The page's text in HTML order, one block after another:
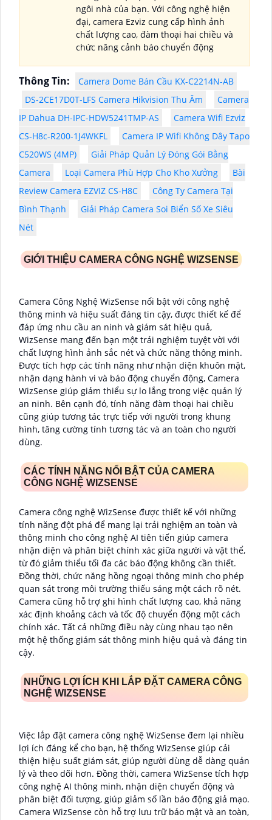
ngôi nhà của bạn. Với công nghệ hiện
đại, camera Ezviz cung cấp hình ảnh
chất lượng cao, đàm thoại hai chiều và
chức năng cảnh báo chuyển động
Thông Tin:
Camera Dome Bán Cầu KX-C2214N-AB
DS-2CE17D0T-LFS Camera Hikvision Thu Âm
Camera
IP Dahua DH-IPC-HDW5241TMP-AS
Camera Wifi Ezviz
CS-H8c-R200-1J4WKFL
Camera IP Wifi Không Dây Tapo
C520WS (4MP)
Giải Pháp Quản Lý Đóng Gói Bằng
Camera
Loại Camera Phù Hợp Cho Kho Xưởng
Bài
Review Camera EZVIZ CS-H8C
Công Ty Camera Tại
Bình Thạnh
Giải Pháp Camera Soi Biển Số Xe Siêu
Nét
GIỚI THIỆU CAMERA CÔNG NGHỆ WIZSENSE
Camera Công Nghệ WizSense nổi bật với công nghệ
thông minh và hiệu suất đáng tin cậy, được thiết kế để
đáp ứng nhu cầu an ninh và giám sát hiệu quả,
WizSense mang đến bạn một trải nghiệm tuyệt vời với
chất lượng hình ảnh sắc nét và chức năng thông minh.
Được tích hợp các tính năng như nhận diện khuôn mặt,
nhận dạng hành vi và báo động chuyển động, Camera
WizSense giúp giảm thiểu sự lo lắng trong việc quản lý
an ninh. Bên cạnh đó, tính năng đàm thoại hai chiều
cũng giúp tương tác trực tiếp với người trong khung
hình, tăng cường tính tương tác và an toàn cho người
dùng.
CÁC TÍNH NĂNG NỔI BẬT CỦA CAMERA
CÔNG NGHỆ WIZSENSE
Camera công nghệ WizSense được thiết kế với những
tính năng đột phá để mang lại trải nghiệm an toàn và
thông minh cho công nghệ AI tiên tiến giúp camera
nhận diện và phân biệt chính xác giữa người và vật thể,
từ đó giảm thiểu tối đa các báo động không cần thiết.
Đồng thời, chức năng hồng ngoại thông minh cho phép
quan sát trong môi trường thiếu sáng một cách rõ nét.
Camera cũng hỗ trợ ghi hình chất lượng cao, khả năng
xác định khoảng cách và tốc độ chuyển động một cách
chính xác. Tất cả những điều này cùng nhau tạo nên
một hệ thống giám sát thông minh hiệu quả và đáng tin
cậy.
NHỮNG LỢI ÍCH KHI LẮP ĐẶT CAMERA CÔNG
NGHỆ WIZSENSE
Việc lắp đặt camera công nghệ WizSense đem lại nhiều
lợi ích đáng kể cho bạn, hệ thống WizSense giúp cải
thiện hiệu suất giám sát, giúp người dùng dễ dàng quản
lý và theo dõi hơn. Đồng thời, camera WizSense tích hợp
công nghệ AI thông minh, nhận diện chuyển động và
phân biệt đối tượng, giúp giảm số lần báo động giả mạo.
Camera WizSense còn hỗ trợ lưu trữ bảo mật và an toàn,